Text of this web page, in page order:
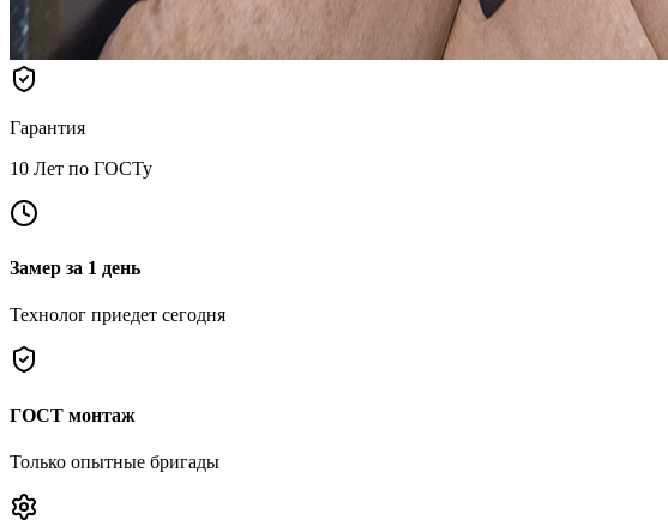
Гарантия
10 Лет по ГОСТу
Замер за 1 день
Технолог приедет сегодня
ГОСТ монтаж
Только опытные бригады